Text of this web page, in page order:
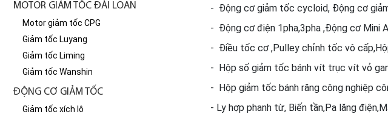
MOTOR GIẢM TỐC ĐÀI LOAN
Motor giảm tốc CPG
Giảm tốc Luyang
Giảm tốc Liming
Giảm tốc Wanshin
ĐỘNG CƠ GIẢM TỐC
Giảm tốc xích lô
- Động cơ giảm tốc cycloid, Động cơ
- Động cơ điện 1pha,3pha ,Động cơ Mini
- Điều tốc cơ ,Pulley chỉnh tốc vô
- Hộp số giảm tốc bánh vít trục vít vỏ
- Hộp giảm tốc bánh răng công nghiệp
- Ly hợp phanh từ, Biến tần,Pa lăng